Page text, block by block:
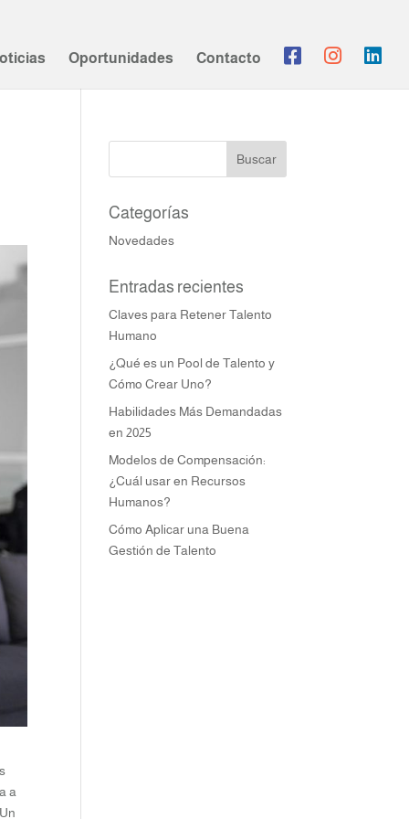
Oportunidades Contacto
a
Categorías
Novedades
Entradas recientes
Claves para Retener Talento
Humano
¿Qué es un Pool de Talento y
Cómo Crear Uno?
Habilidades Más Demandadas
en 2025
Modelos de Compensación:
¿Cuál usar en Recursos
Humanos?
Cómo Aplicar una Buena
Gestión de Talento